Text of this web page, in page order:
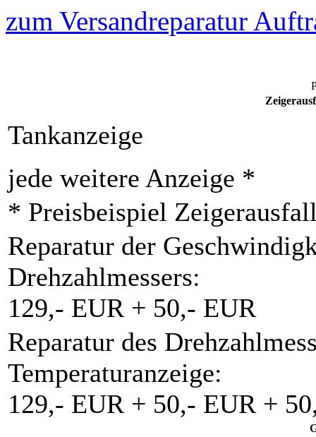
zum Versandreparatur
Tankanzeige
jede weitere Anzeige *
* Preisbeispiel
Reparatur der
Drehzahlmessers:
129,- EUR + 50,- EUR
Reparatur des
Temperaturanzeige:
129,- EUR + 50,- EUR +